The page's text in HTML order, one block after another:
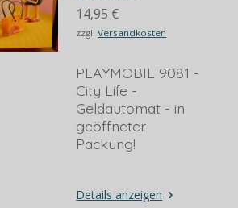
14,95 €
zzgl.Versandkosten
PLAYMOBIL 9081 -
City Life -
Geldautomat - in
geöffneter
Packung!
Details anzeigen